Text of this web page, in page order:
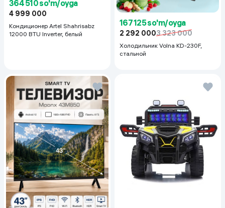
364 510 so'm/oyga
4 999 000
Кондиционер Artel Shahrisabz
12000 BTU Inverter, белый
167 125 so'm/oyga
2 292 0003 323 000
Холодильник Volna KD-230F,
стальной